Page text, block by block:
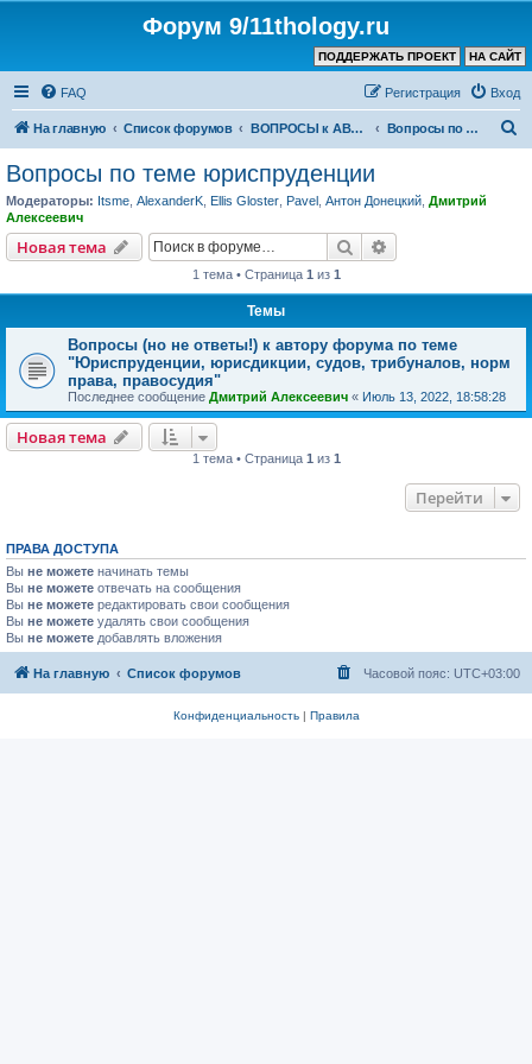
Форум 9/11thology.ru
НА САЙТ
ПОДДЕРЖАТЬ ПРОЕКТ
FAQ Вход
Регистрация
На главную Список форумов ВОПРОСЫ к АВТОРУ КАНАЛА и ХОЗЯИНУ ФОРУМА Вопросы по теме юриспруденции
Вопросы по теме юриспруденции
Модераторы: Itsme AlexanderK Ellis Gloster Pavel Антон Донецкий Дмитрий
Алексеевич
Новая тема Поиск
1 тема • Страница 1 из 1
Темы
Вопросы (но не ответы!) к автору форума по теме
"Юриспруденции, юрисдикции, судов, трибуналов, норм
права, правосудия"
Последнее сообщение Дмитрий Алексеевич « Июль 13, 2022, 18:58:28
Новая тема
1 тема • Страница 1 из 1
Перейти
ПРАВА ДОСТУПА
Вы не можете начинать темы
Вы не можете отвечать на сообщения
Вы не можете редактировать свои сообщения
Вы не можете удалять свои сообщения
Вы не можете добавлять вложения
На главную Список форумов Часовой пояс: UTC+03:00
Конфиденциальность| Правила